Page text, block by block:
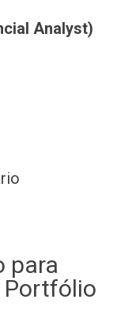
Analyst)
para